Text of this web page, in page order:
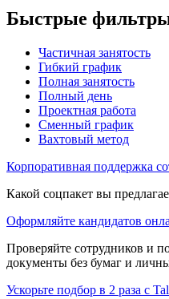
Быстрые
Частичная занятость
Гибкий график
Полная занятость
Полный день
Проектная работа
Сменный график
Вахтовый метод
Корпоративная поддержка
Какой соцпакет вы
Оформляйте кандидатов
Проверяйте сотрудников и
документы без бумаг и
Ускорьте подбор в 2 раза с